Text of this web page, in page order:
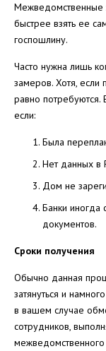
Межведомственные
быстрее взять ее
госпошлину.
Часто нужна лишь
замеров. Хотя, если
равно
если:
Была
Нет данных в
Дом не
Банки иногда
документов.
Сроки получения
Обычно данная
затянуться и
в вашем случае
сотрудников,